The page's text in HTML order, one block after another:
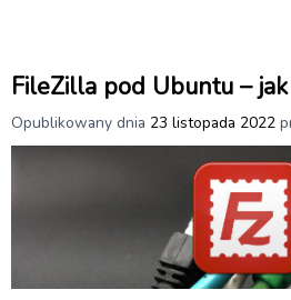
FileZilla pod Ubuntu –
Opublikowany dnia 23 listopada 2022